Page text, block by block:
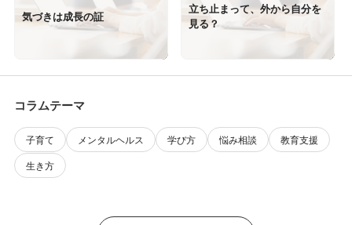
気づきは成長の証
立ち止まって、外から自分を
見る？
コラムテーマ
子育て メンタルヘルス 学び方 悩み相談
教育支援
生き方